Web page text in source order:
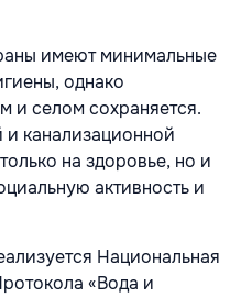
имеют минимальные
однако
и селом сохраняется.
канализационной
на здоровье, но и
активность и
Национальная
«Вода и